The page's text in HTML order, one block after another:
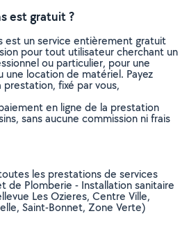
est gratuit ?
est un service entièrement gratuit
pour tout utilisateur cherchant un
ou particulier, pour une
location de matériel. Payez
fixé par vous,
en ligne de la prestation
sans aucune commission ni frais
les prestations de services
de Plomberie - Installation sanitaire
Les Ozieres, Centre Ville,
Saint-Bonnet, Zone Verte)